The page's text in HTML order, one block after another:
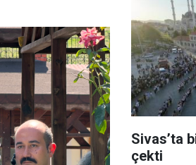
Sivas’ta
çekti